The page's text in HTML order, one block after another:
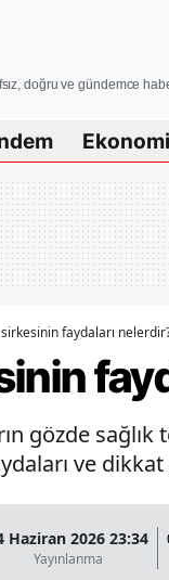
doğru ve gündemce
Ekonomi
faydaları
gözde
ve
Haziran 2026 23:34
Yayınlanma